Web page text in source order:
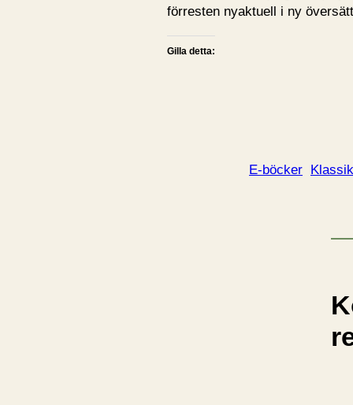
förresten nyaktuell i ny
Gilla detta:
E-böcker